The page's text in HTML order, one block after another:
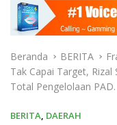
Beranda BERITA
Tak Capai Target,
Total Pengelolaan PAD.
BERITA, DAERAH